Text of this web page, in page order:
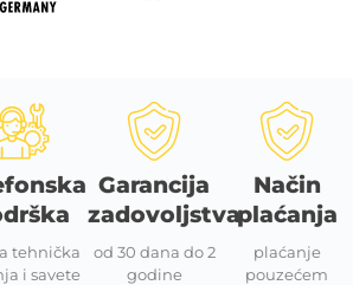
tehnička
i savete
Garancija
zadovoljstva
od 30 dana do 2
godine
Način
plaćanja
plaćanje
pouzećem